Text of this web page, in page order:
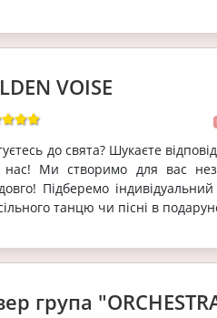
VOISE
до свята? Шукаєте
нас! Ми створимо для вас
Підберемо
танцю чи пісні в
група